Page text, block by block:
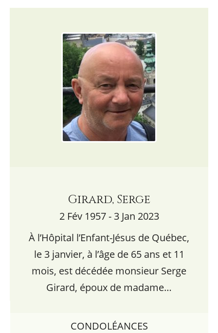
Girard, Serge
2 Fév 1957 - 3 Jan 2023
À l’Hôpital l’Enfant-Jésus de Québec,
le 3 janvier, à l’âge de 65 ans et 11
mois, est décédée monsieur Serge
Girard, époux de madame…
CONDOLÉANCES